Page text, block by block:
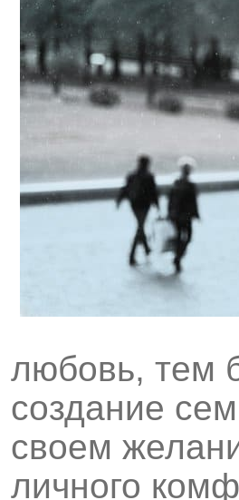
любовь, тем
создание
своем
личного